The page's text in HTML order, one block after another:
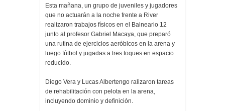
Esta mañana, un grupo de juveniles y jugadores
que no actuarán a la noche frente a River
realizaron trabajos físicos en el Balneario 12
junto al profesor Gabriel Macaya, que preparó
una rutina de ejercicios aeróbicos en la arena y
luego fútbol y jugadas a tres toques en espacio
reducido.
Diego Vera y Lucas Albertengo ralizaron tareas
de rehabilitación con pelota en la arena,
incluyendo dominio y definición.